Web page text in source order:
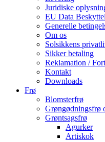
Juridiske
EU Data
Generelle
Om os
Solsikkens
Sikker betaling
Reklamation /
Kontakt
Downloads
Frø
Blomsterfrø
Grøngødningsfrø
Grøntsagsfrø
Agurker
Artiskok